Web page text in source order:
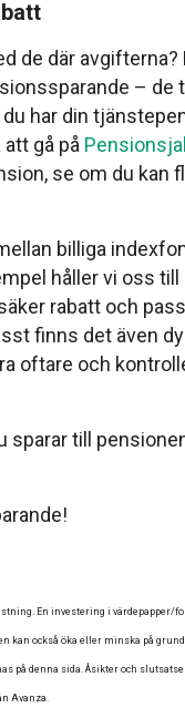
de där avgifterna?
– de
har din
gå på
se om du kan
billiga
håller vi oss till
rabatt och
finns det även
oftare och
sparar till
En investering i värdepapper/
kan också öka eller minska på
på denna sida. Åsikter och
Avanza.